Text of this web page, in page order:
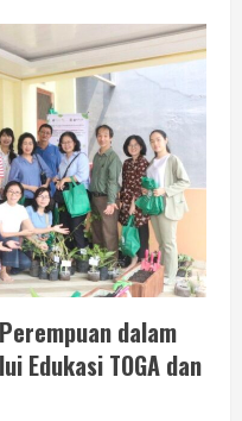
dalam
Edukasi TOGA dan